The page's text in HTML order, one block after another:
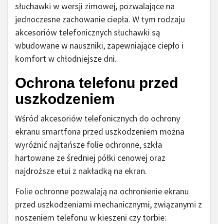
słuchawki w wersji zimowej, pozwalające na
jednoczesne zachowanie ciepła. W tym rodzaju
akcesoriów telefonicznych słuchawki są
wbudowane w nauszniki, zapewniające ciepło i
komfort w chłodniejsze dni.
Ochrona telefonu przed
uszkodzeniem
Wśród akcesoriów telefonicznych do ochrony
ekranu smartfona przed uszkodzeniem można
wyróżnić najtańsze folie ochronne, szkła
hartowane ze średniej półki cenowej oraz
najdroższe etui z nakładką na ekran.
Folie ochronne pozwalają na ochronienie ekranu
przed uszkodzeniami mechanicznymi, związanymi z
noszeniem telefonu w kieszeni czy torbie: